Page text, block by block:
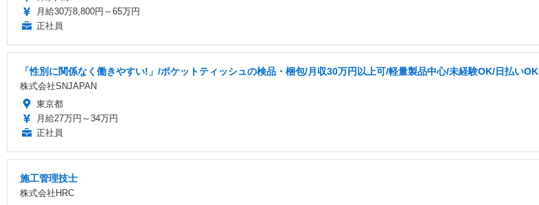
月給30万8,800円～65万円
正社員
「性別に関係なく働きやすい!」/ポケットティッシュの検品・梱包/月収30万円以上可/軽量製品中心/未経験OK/日払いOK
株式会社SNJAPAN
東京都
月給27万円～34万円
正社員
施工管理技士
株式会社HRC